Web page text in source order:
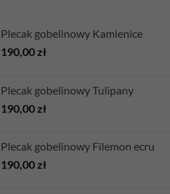
Plecak gobelinowy Kamienice
190,00 zł
Plecak gobelinowy Tulipany
190,00 zł
Plecak gobelinowy Filemon ecru
190,00 zł